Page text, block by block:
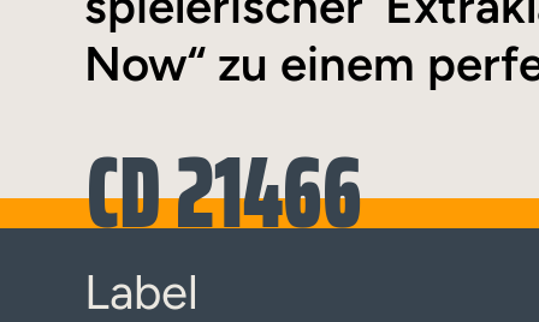
Now“ zu einem
CD 21466
Label